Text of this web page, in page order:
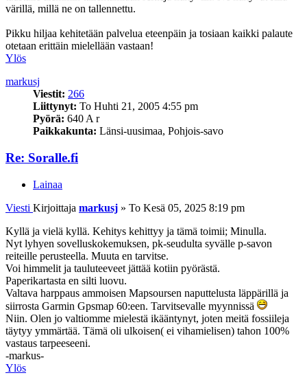
värillä, millä ne on tallennettu.
Pikku hiljaa kehitetään palvelua eteenpäin ja tosiaan kaikki palaute
otetaan erittäin mielellään vastaan!
Ylös
markusj
Viestit: 266
Liittynyt: To Huhti 21, 2005 4:55 pm
Pyörä: 640 A r
Paikkakunta: Länsi-uusimaa, Pohjois-savo
Re: Soralle.fi
Lainaa
Viesti Kirjoittaja markusj » To Kesä 05, 2025 8:19 pm
Kyllä ja vielä kyllä. Kehitys kehittyy ja tämä toimii; Minulla.
Nyt lyhyen sovelluskokemuksen, pk-seudulta syvälle p-savon
reiteille perusteella. Muuta en tarvitse.
Voi himmelit ja tauluteeveet jättää kotiin pyörästä.
Paperikartasta en silti luovu.
Valtava harppaus ammoisen Mapsoursen naputtelusta läppärillä ja
siirrosta Garmin Gpsmap 60:een. Tarvitsevalle myynnissä
Niin. Olen jo valtiomme mielestä ikääntynyt, joten meitä fossiileja
täytyy ymmärtää. Tämä oli ulkoisen( ei vihamielisen) tahon 100%
vastaus tarpeeseeni.
-markus-
Ylös